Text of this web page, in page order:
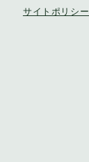
サイトポリシー